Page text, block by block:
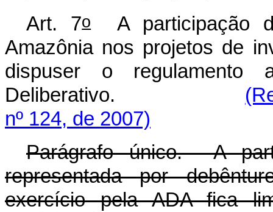
Art. 7oA participação
Amazônia nos projetos de
dispuser o regulamento
Deliberativo.
nº 124, de 2007)
Parágrafo único. A
representada por
exercício pela ADA fica